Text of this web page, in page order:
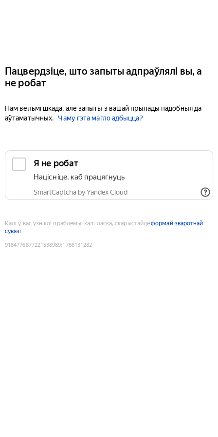
Пацвердзіце, што запыты адпраўлялі вы, а
не робат
Нам вельмі шкада, але запыты з вашай прылады падобныя да
аўтаматычных.
Чаму гэта магло адбыцца?
Я не робат
Націсніце, каб працягнуць
SmartCaptcha by Yandex Cloud
Калі ў вас узніклі праблемы, калі ласка, скарыстайцеформай зваротнай
сувязі
9184776877221538989:1786131282